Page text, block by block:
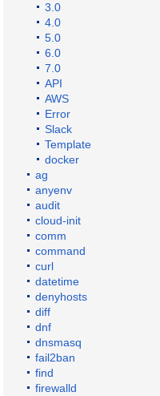
3.0
4.0
5.0
6.0
7.0
API
AWS
Error
Slack
Template
docker
ag
anyenv
audit
cloud-init
comm
command
curl
datetime
denyhosts
diff
dnf
dnsmasq
fail2ban
find
firewalld